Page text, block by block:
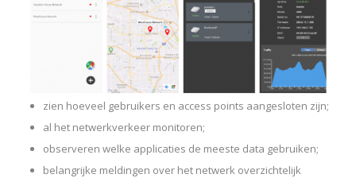
zien hoeveel gebruikers en access points aangesloten zijn;
al het netwerkverkeer monitoren;
observeren welke applicaties de meeste data gebruiken;
belangrijke meldingen over het netwerk overzichtelijk